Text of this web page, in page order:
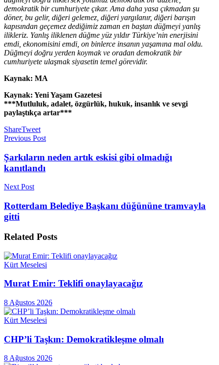
demokratik bir cumhuriyete çıkar. Ama daha yasa çıkmadan şu
döner, bu gelir, diğeri gelemez, diğeri yargılanır, diğeri barışın
kapısından geçemez dediğimiz zaman en baştan düğmeyi yanlış
ilikleriz. Yanlış iliklenen düğme yüz yıldır Türkiye’nin enerjisini
emdi, ekonomisini emdi, on binlerce insanın yaşamına mal oldu.
Düğmeyi doğru yerden koymak ve oradan demokratik bir
cumhuriyete ulaşmak siyasetin temel görevidir.
Kaynak: MA
Kaynak: Yeni Yaşam Gazetesi
***Mutluluk, adalet, özgürlük, hukuk, insanlık ve sevgi
paylaştıkça artar***
ShareTweet
Previous Post
Şarkıların neden artık eskisi gibi olmadığı
kanıtlandı
Next Post
Rotterdam Belediye Başkanı düğününe tramvayla
gitti
Related Posts
Kürt Meselesi
Murat Emir: Teklifi onaylayacağız
8 Ağustos 2026
Kürt Meselesi
CHP’li Taşkın: Demokratikleşme olmalı
8 Ağustos 2026